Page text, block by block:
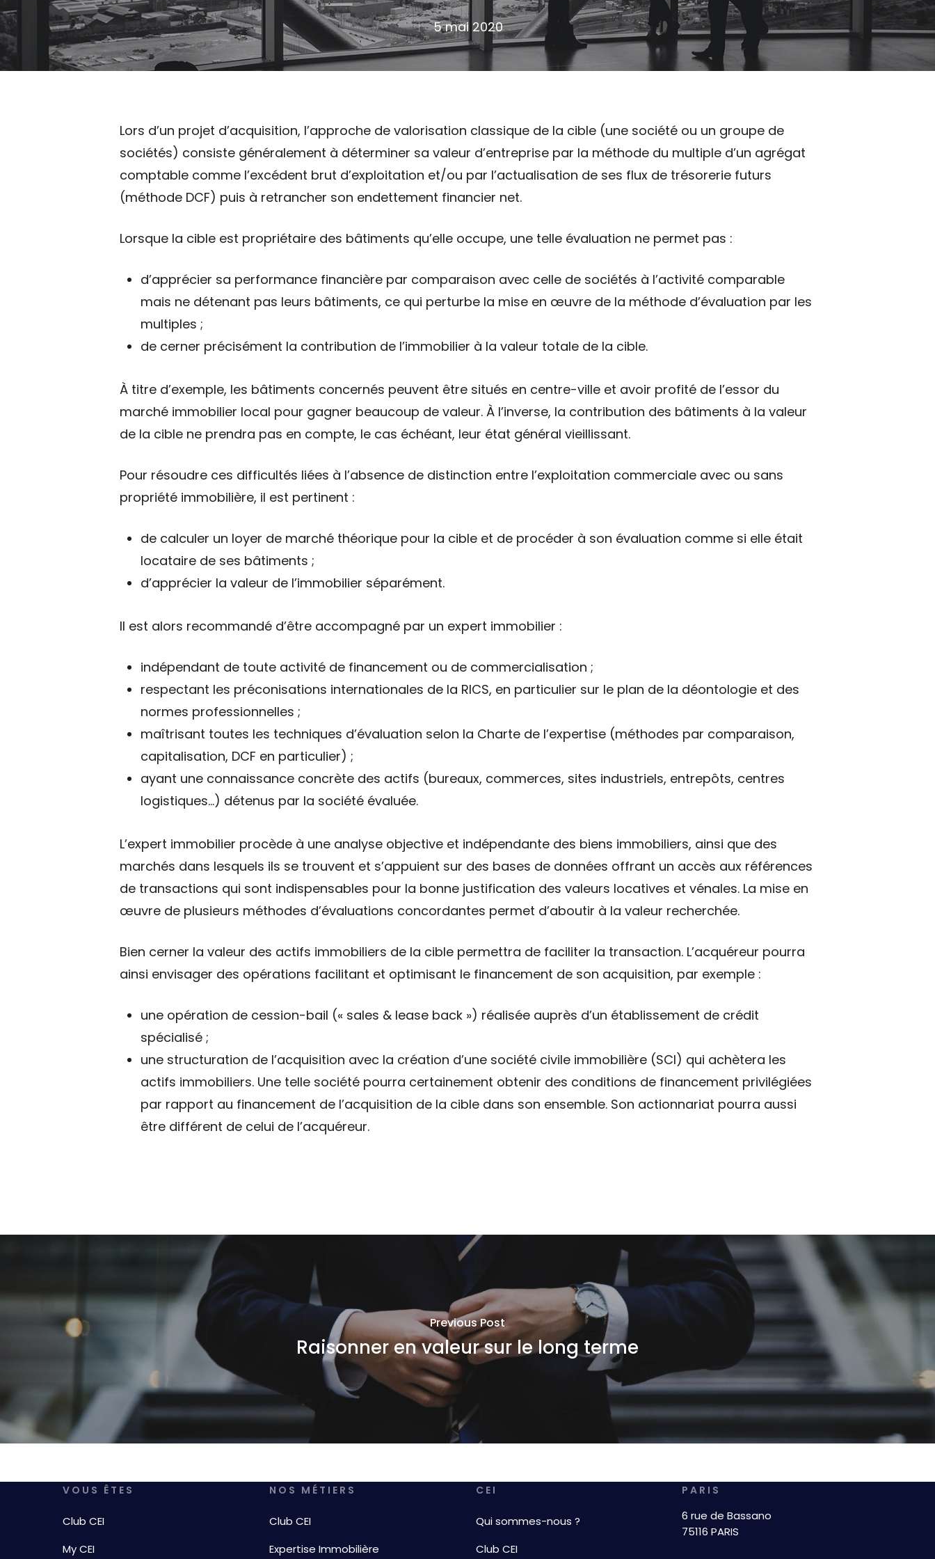
5 mai 2020
Lors d’un projet d’acquisition, l’approche de valorisation classique de la cible (une société ou un groupe de
sociétés) consiste généralement à déterminer sa valeur d’entreprise par la méthode du multiple d’un agrégat
comptable comme l’excédent brut d’exploitation et/ou par l’actualisation de ses flux de trésorerie futurs
(méthode DCF) puis à retrancher son endettement financier net.
Lorsque la cible est propriétaire des bâtiments qu’elle occupe, une telle évaluation ne permet pas :
d’apprécier sa performance financière par comparaison avec celle de sociétés à l’activité comparable
mais ne détenant pas leurs bâtiments, ce qui perturbe la mise en œuvre de la méthode d’évaluation par les
multiples ;
de cerner précisément la contribution de l’immobilier à la valeur totale de la cible.
À titre d’exemple, les bâtiments concernés peuvent être situés en centre-ville et avoir profité de l’essor du
marché immobilier local pour gagner beaucoup de valeur. À l’inverse, la contribution des bâtiments à la valeur
de la cible ne prendra pas en compte, le cas échéant, leur état général vieillissant.
Pour résoudre ces difficultés liées à l’absence de distinction entre l’exploitation commerciale avec ou sans
propriété immobilière, il est pertinent :
de calculer un loyer de marché théorique pour la cible et de procéder à son évaluation comme si elle était
locataire de ses bâtiments ;
d’apprécier la valeur de l’immobilier séparément.
Il est alors recommandé d’être accompagné par un expert immobilier :
indépendant de toute activité de financement ou de commercialisation ;
respectant les préconisations internationales de la RICS, en particulier sur le plan de la déontologie et des
normes professionnelles ;
maîtrisant toutes les techniques d’évaluation selon la Charte de l’expertise (méthodes par comparaison,
capitalisation, DCF en particulier) ;
ayant une connaissance concrète des actifs (bureaux, commerces, sites industriels, entrepôts, centres
logistiques…) détenus par la société évaluée.
L’expert immobilier procède à une analyse objective et indépendante des biens immobiliers, ainsi que des
marchés dans lesquels ils se trouvent et s’appuient sur des bases de données offrant un accès aux références
de transactions qui sont indispensables pour la bonne justification des valeurs locatives et vénales. La mise en
œuvre de plusieurs méthodes d’évaluations concordantes permet d’aboutir à la valeur recherchée.
Bien cerner la valeur des actifs immobiliers de la cible permettra de faciliter la transaction. L’acquéreur pourra
ainsi envisager des opérations facilitant et optimisant le financement de son acquisition, par exemple :
une opération de cession-bail (« sales & lease back ») réalisée auprès d’un établissement de crédit
spécialisé ;
une structuration de l’acquisition avec la création d’une société civile immobilière (SCI) qui achètera les
actifs immobiliers. Une telle société pourra certainement obtenir des conditions de financement privilégiées
par rapport au financement de l’acquisition de la cible dans son ensemble. Son actionnariat pourra aussi
être différent de celui de l’acquéreur.
Previous Post
Raisonner en valeur sur le long terme
VOUS ÊTES
Club CEI
My CEI
NOS MÉTIERS
Club CEI
Expertise Immobilière
CEI
Qui sommes-nous ?
Club CEI
PARIS
6 rue de Bassano
75116 PARIS